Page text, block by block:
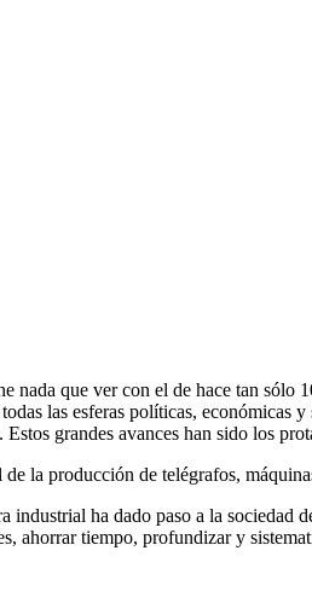
que ver con el de hace tan
las esferas políticas,
grandes avances han sido los
la producción de telégrafos,
ha dado paso a la
ahorrar tiempo, profundizar y